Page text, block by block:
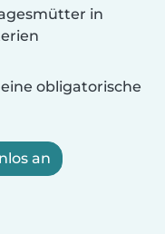
in
obligatorische
an